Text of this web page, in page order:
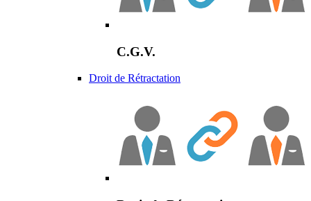
C.G.V.
Droit de Rétractation